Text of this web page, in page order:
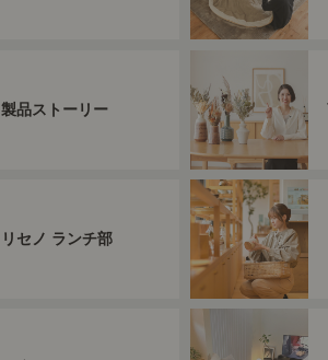
製品ストーリー
リセノ ランチ部